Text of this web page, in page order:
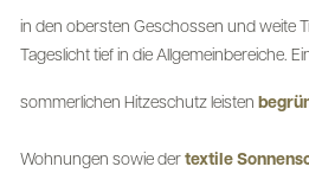
in den obersten Geschossen und weite
Tageslicht tief in die Allgemeinbereiche.
sommerlichen Hitzeschutz leisten
Wohnungen sowie der textile